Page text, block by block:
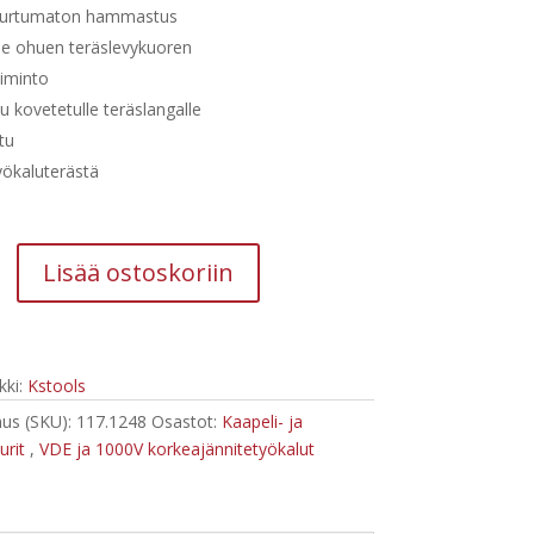
hammastus
ohuen teräslevykuoren
kovetetulle teräslangalle
Lisää ostoskoriin
Kstools
(SKU): 117.1248 Osastot: Kaapeli- ja
, VDE ja 1000V korkeajännitetyökalut